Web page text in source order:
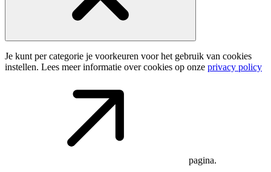
Je kunt per categorie je voorkeuren voor het gebruik van cookies
instellen. Lees meer informatie over cookies op onze privacy policy
pagina.